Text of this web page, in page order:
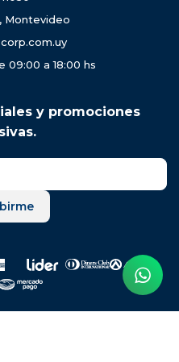
Montevideo
09:00 a 18:00 hs
y promociones